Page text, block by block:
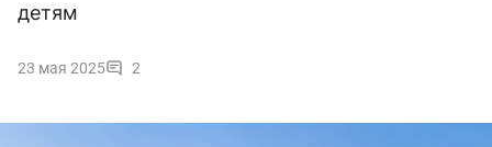
детям
23 мая 2025 2